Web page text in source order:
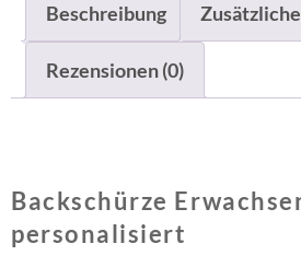
Beschreibung
Rezensionen (0)
Backschürze
personalisiert